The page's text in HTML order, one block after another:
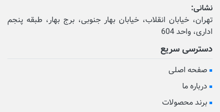
نشانی:
تهران، خیابان انقلاب، خیابان بهار جنوبی، برج بهار، طبقه پنجم
اداری، واحد 604
دسترسی سریع
صفحه اصلی
درباره ما
برند محصولات